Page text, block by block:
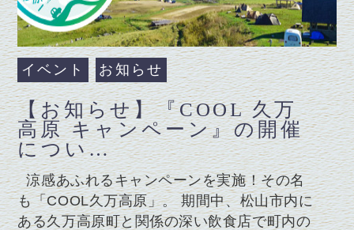
イベント お知らせ
【お知らせ】『COOL 久万
高原 キャンペーン』の開催
につい…
涼感あふれるキャンペーンを実施！その名
も「COOL久万高原」。 期間中、松山市内に
ある久万高原町と関係の深い飲食店で町内の